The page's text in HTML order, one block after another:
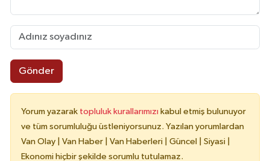
Gönder
Yorum yazarak topluluk kurallarımızı kabul etmiş bulunuyor
ve tüm sorumluluğu üstleniyorsunuz. Yazılan yorumlardan
Van Olay | Van Haber | Van Haberleri | Güncel | Siyasi |
Ekonomi hiçbir şekilde sorumlu tutulamaz.